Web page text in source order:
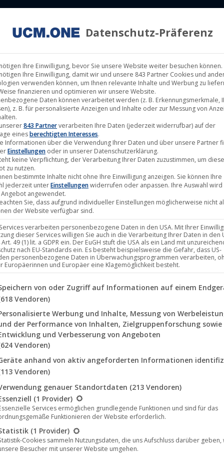
LABELS KINOVERLEIH MUSIK LABELS
startet in ausgewählten Kinos in
Rebellengruppe zu berichten – und hofft auf seinen großen
er, die Wahrheit zu verbiegen.
erzählt
die fragile Grenze zwischen Fakten und Fiktion.UCM.ONE
Kinos in Deutschland.
Datenschutz-Präferenz
Ihre Einwilligung, bevor Sie unsere Website weiter besuchen können.
Ihre Einwilligung, damit wir und unsere 843 Partner Cookies und
verwenden können, um Ihnen relevante Inhalte und Werbung zu
finanzieren und optimieren wir unsere Website.
Daten können verarbeitet werden (z. B. Erkennungsmerkmale,
z. B. für personalisierte Anzeigen und Inhalte oder zur Messung von
843 Partnerverarbeiten Ihre Daten (jederzeit widerrufbar) auf der
einesberechtigten Interesses.
Informationen über die Verwendung Ihrer Daten und über unsere Partner
Einstellungen oder in unserer Datenschutzerklärung.
keine Verpflichtung, der Verarbeitung Ihrer Daten zuzustimmen, um
zu nutzen.
bestimmte Inhalte nicht ohne Ihre Einwilligung anzeigen. Sie können Ihre
jederzeit unterEinstellungenwiderrufen oder anpassen. Ihre Auswahl wird
angewendet.
Sie, dass aufgrund individueller Einstellungen möglicherweise nicht
der Website verfügbar sind.
verarbeiten personenbezogene Daten in den USA. Mit Ihrer
dieser Services willigen Sie auch in die Verarbeitung Ihrer Daten in den
Art. 49 (1) lit. a GDPR ein. Der EuGH stuft die USA als ein Land mit
nach EU-Standards ein. Es besteht beispielsweise die Gefahr, dass US-
personenbezogene Daten in Überwachungsprogrammen verarbeiten,
Europäerinnen und Europäer eine Klagemöglichkeit besteht.
finden Sie eine Liste der Zwecke des IAB
von oder Zugriff auf Informationen auf einem
Vendoren)
Werbung und Inhalte, Messung von
der Performance von Inhalten, Zielgruppenforschung sowie
und Verbesserung von Angeboten
Vendoren)
anhand von aktiv angeforderten Informationen
Vendoren)
genauer Standortdaten (213 Vendoren)
eine Liste der Service-Gruppen, für die eine Einwilligung
(1 Provider)
Services ermöglichen grundlegende Funktionen und sind für das
Funktionieren der Website erforderlich.
(1 Provider)
Cookies sammeln Nutzungsdaten, die uns Aufschluss darüber geben,
Besucher mit unserer Website umgehen.